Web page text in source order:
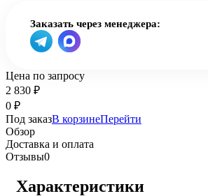
Заказать через менеджера:
Цена по запросу
2 830 ₽
0 ₽
Под заказВ корзинеПерейти
Обзор
Доставка и оплата
Отзывы0
Характеристики